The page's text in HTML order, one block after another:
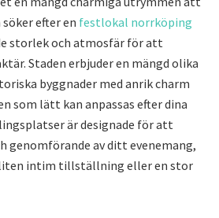
efter en festlokal norrköping
storlek och atmosfär för att
Staden erbjuder en mängd olika
byggnader med anrik charm
som lätt kan anpassas efter dina
är designade för att
genomförande av ditt evenemang,
intim tillställning eller en stor